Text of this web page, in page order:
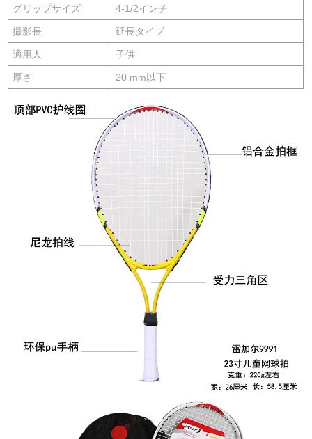
グリップサイズ 4-1/2インチ
撮影長 延長タイプ
適用人 子供
厚さ 20 mm以下